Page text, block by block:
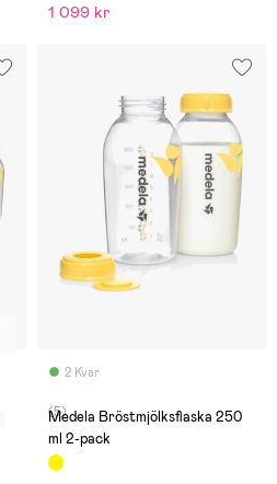
1 099 kr
2 Kvar
(5)
Medela Bröstmjölksflaska 250
ml 2-pack